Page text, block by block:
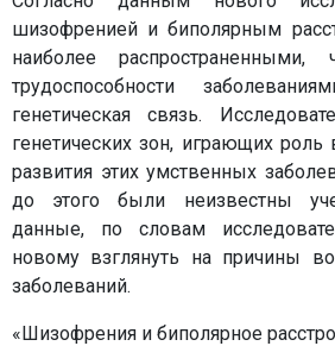
шизофренией и биполярным
наиболее
трудоспособности
генетическая связь.
генетических зон, играющих роль
развития этих умственных
до этого были неизвестны
данные, по словам
новому взглянуть на причины
заболеваний.
«Шизофрения и биполярное